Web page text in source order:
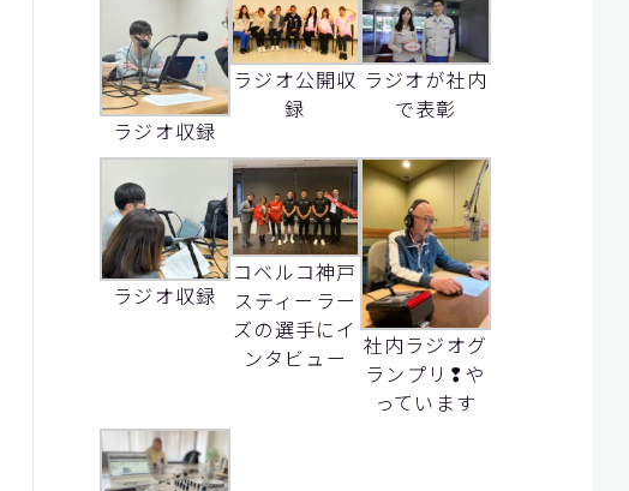
ラジオ収録
ラジオ公開収
録
ラジオが社内
で表彰
ラジオ収録
コベルコ神戸
スティーラー
ズの選手にイ
ンタビュー
社内ラジオグ
ランプリ❢や
っています